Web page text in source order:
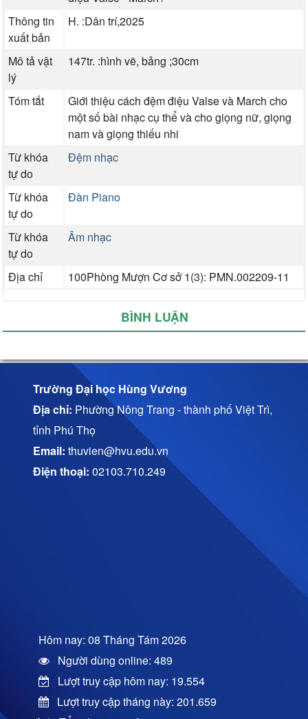
Thông tin
xuất bản
H. :Dân trí,2025
Mô tả vật
lý
147tr. :hình vẽ, bảng ;30cm
Tóm tắt
Giới thiệu cách đệm điệu Valse và March cho
một số bài nhạc cụ thể và cho giọng nữ, giọng
nam và giọng thiếu nhi
Từ khóa
tự do
Đệm nhạc
Từ khóa
tự do
Đàn Piano
Từ khóa
tự do
Âm nhạc
Địa chỉ 100Phòng Mượn Cơ sở 1(3): PMN.002209-11
BÌNH LUẬN
Trường Đại học Hùng Vương
Địa chỉ: Phường Nông Trang - thành phố Việt Trì,
tỉnh Phú Thọ
Email: thuvien@hvu.edu.vn
Điện thoại: 02103.710.249
Hôm nay: 08 Tháng Tám 2026
Người dùng online: 489
Lượt truy cập hôm nay: 19.554
Lượt truy cập tháng này: 201.659